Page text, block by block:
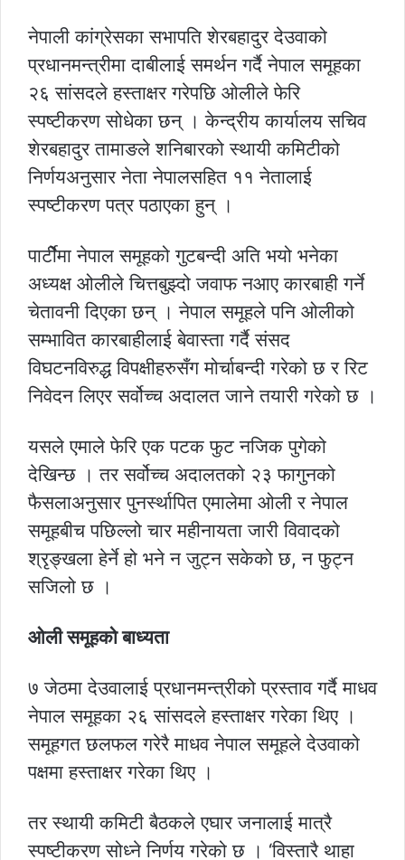
नेपाली कांग्रेसका सभापति शेरबहादुर देउवाको
प्रधानमन्त्रीमा दाबीलाई समर्थन गर्दै नेपाल समूहका
२६ सांसदले हस्ताक्षर गरेपछि ओलीले फेरि
स्पष्टीकरण सोधेका छन् । केन्द्रीय कार्यालय सचिव
शेरबहादुर तामाङले शनिबारको स्थायी कमिटीको
निर्णयअनुसार नेता नेपालसहित ११ नेतालाई
स्पष्टीकरण पत्र पठाएका हुन् ।
पार्टीेमा नेपाल समूहको गुटबन्दी अति भयो भनेका
अध्यक्ष ओलीले चित्तबुझ्दो जवाफ नआए कारबाही गर्ने
चेतावनी दिएका छन् । नेपाल समूहले पनि ओलीको
सम्भावित कारबाहीलाई बेवास्ता गर्दै संसद
विघटनविरुद्ध विपक्षीहरुसँग मोर्चाबन्दी गरेको छ र रिट
निवेदन लिएर सर्वोच्च अदालत जाने तयारी गरेको छ ।
यसले एमाले फेरि एक पटक फुट नजिक पुगेको
देखिन्छ । तर सर्वोच्च अदालतको २३ फागुनको
फैसलाअनुसार पुनर्स्थापित एमालेमा ओली र नेपाल
समूहबीच पछिल्लो चार महीनायता जारी विवादको
श्रृङ्खला हेर्ने हो भने न जुट्न सकेको छ, न फुट्न
सजिलो छ ।
ओली समूहको बाध्यता
७ जेठमा देउवालाई प्रधानमन्त्रीको प्रस्ताव गर्दै माधव
नेपाल समूहका २६ सांसदले हस्ताक्षर गरेका थिए ।
समूहगत छलफल गरेरै माधव नेपाल समूहले देउवाको
पक्षमा हस्ताक्षर गरेका थिए ।
तर स्थायी कमिटी बैठकले एघार जनालाई मात्रै
स्पष्टीकरण सोध्ने निर्णय गरेको छ । ‘विस्तारै थाहा